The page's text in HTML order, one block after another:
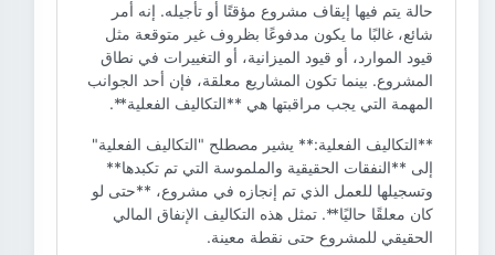
حالة يتم فيها إيقاف مشروع مؤقتًا أو تأجيله. إنه أمر
شائع، غالبًا ما يكون مدفوعًا بظروف غير متوقعة مثل
قيود الموارد، أو قيود الميزانية، أو التغييرات في نطاق
المشروع. بينما تكون المشاريع معلقة، فإن أحد الجوانب
المهمة التي يجب مراقبتها هي **التكاليف الفعلية**.
**التكاليف الفعلية:** يشير مصطلح "التكاليف الفعلية"
إلى **النفقات الحقيقية والملموسة التي تم تكبدها**
وتسجيلها للعمل الذي تم إنجازه في مشروع، **حتى لو
كان معلقًا حاليًا**. تمثل هذه التكاليف الإنفاق المالي
الحقيقي للمشروع حتى نقطة معينة.